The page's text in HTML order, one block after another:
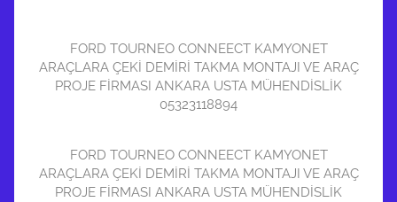
FORD TOURNEO CONNEECT KAMYONET
ARAÇLARA ÇEKİ DEMİRİ TAKMA MONTAJI VE ARAÇ
PROJE FİRMASI ANKARA USTA MÜHENDİSLİK
05323118894
FORD TOURNEO CONNEECT KAMYONET
ARAÇLARA ÇEKİ DEMİRİ TAKMA MONTAJI VE ARAÇ
PROJE FİRMASI ANKARA USTA MÜHENDİSLİK